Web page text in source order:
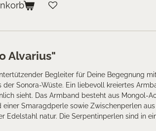
Alvarius"
Begleiter für Deine Begegnung
Sonora-Wüste. Ein liebevoll kreiertes
sieht. Das Armband besteht aus Mongol-
einer Smaragdperle sowie Zwischenperlen
Edelstahl natur. Die Serpentinperlen sind in